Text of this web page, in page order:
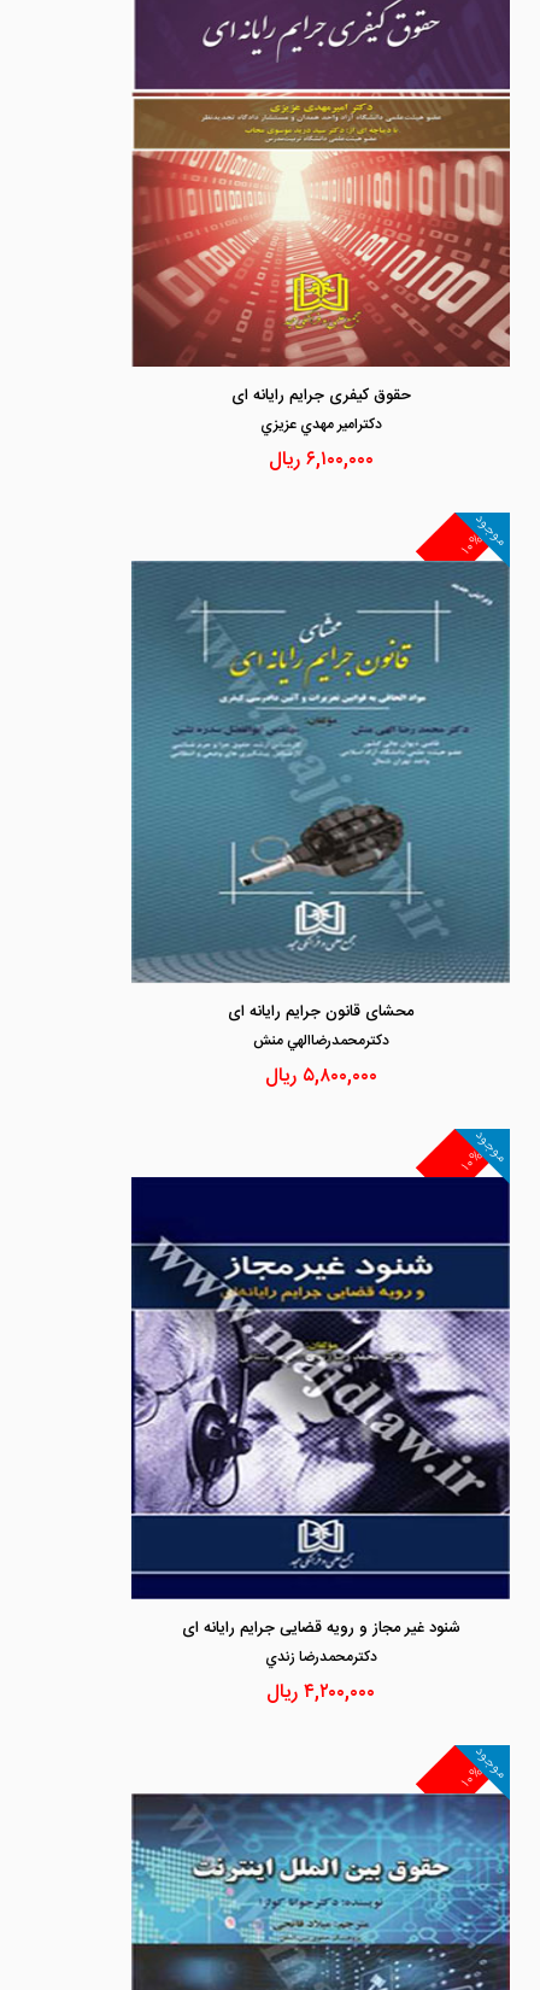
حقوق کیفری جرایم رایانه ای
دكترامير مهدي عزيزي
۶,۱۰۰,۰۰۰ریال
۱۰%
موجود
محشای قانون جرایم رایانه ای
دكترمحمدرضاالهي منش
۵,۸۰۰,۰۰۰ ریال
۱۰%
موجود
شنود غیر مجاز و رویه قضایی جرایم رایانه ای
دكترمحمدرضا زندي
۴,۲۰۰,۰۰۰ریال
۱۰%
موجود